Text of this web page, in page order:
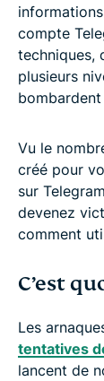
compte
techniques,
plusieurs
Vu le
créé pour
sur
devenez
comment
C’est
Les
tentatives
lancent de